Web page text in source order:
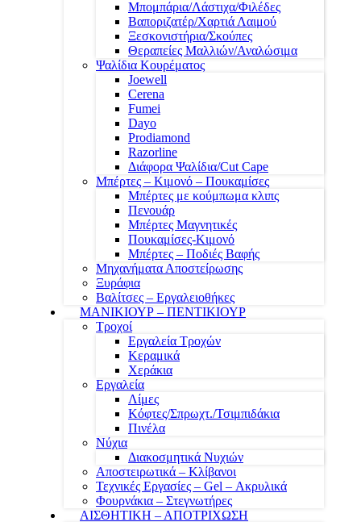
Μπομπάρια/Λάστιχα/Φιλέδες
Βαποριζατέρ/Χαρτιά Λαιμού
Ξεσκονιστήρια/Σκούπες
Θεραπείες Μαλλιών/Αναλώσιμα
Ψαλίδια Κουρέματος
Joewell
Cerena
Fumei
Dayo
Prodiamond
Razorline
Διάφορα Ψαλίδια/Cut Cape
Μπέρτες – Κιμονό – Πουκαμίσες
Μπέρτες με κούμπωμα κλιπς
Πενουάρ
Μπέρτες Μαγνητικές
Πουκαμίσες-Κιμονό
Μπέρτες – Ποδιές Βαφής
Μηχανήματα Αποστείρωσης
Ξυράφια
Βαλίτσες – Εργαλειοθήκες
ΜΑΝΙΚΙΟΥΡ – ΠΕΝΤΙΚΙΟΥΡ
Τροχοί
Εργαλεία Τροχών
Κεραμικά
Χεράκια
Εργαλεία
Λίμες
Κόφτες/Σπρωχτ./Τσιμπιδάκια
Πινέλα
Νύχια
Διακοσμητικά Νυχιών
Αποστειρωτικά – Κλίβανοι
Τεχνικές Εργασίες – Gel – Ακρυλικά
Φουρνάκια – Στεγνωτήρες
ΑΙΣΘΗΤΙΚΗ – ΑΠΟΤΡΙΧΩΣΗ